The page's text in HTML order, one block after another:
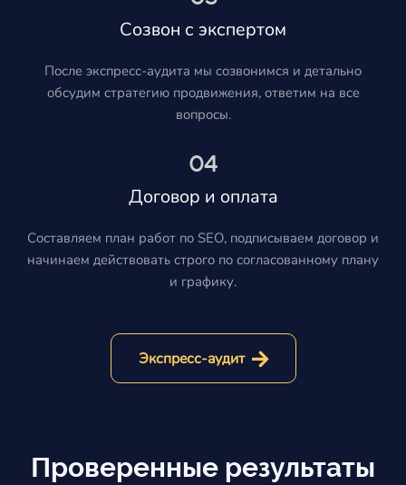
Созвон с экспертом
После экспресс-аудита мы созвонимся и детально
обсудим стратегию продвижения, ответим на все
вопросы.
04
Договор и оплата
Составляем план работ по SEO, подписываем договор и
начинаем действовать строго по согласованному плану
и графику.
Экспресс-аудит
Проверенные результаты